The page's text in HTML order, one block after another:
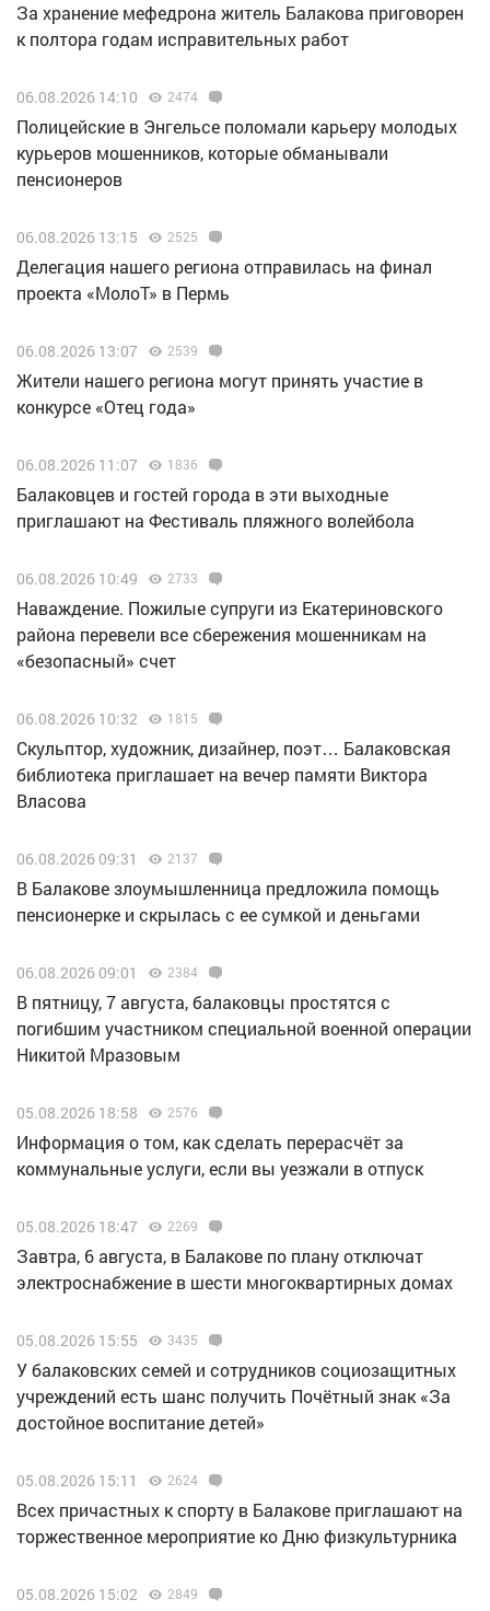
За хранение мефедрона житель Балакова приговорен
к полтора годам исправительных работ
06.08.2026 14:10 2474
Полицейские в Энгельсе поломали карьеру молодых
курьеров мошенников, которые обманывали
пенсионеров
06.08.2026 13:15 2525
Делегация нашего региона отправилась на финал
проекта «МолоТ» в Пермь
06.08.2026 13:07 2539
Жители нашего региона могут принять участие в
конкурсе «Отец года»
06.08.2026 11:07 1836
Балаковцев и гостей города в эти выходные
приглашают на Фестиваль пляжного волейбола
06.08.2026 10:49 2733
Наваждение. Пожилые супруги из Екатериновского
района перевели все сбережения мошенникам на
«безопасный» счет
06.08.2026 10:32 1815
Скульптор, художник, дизайнер, поэт… Балаковская
библиотека приглашает на вечер памяти Виктора
Власова
06.08.2026 09:31 2137
В Балакове злоумышленница предложила помощь
пенсионерке и скрылась с ее сумкой и деньгами
06.08.2026 09:01 2384
В пятницу, 7 августа, балаковцы простятся с
погибшим участником специальной военной операции
Никитой Мразовым
05.08.2026 18:58 2576
Информация о том, как сделать перерасчёт за
коммунальные услуги, если вы уезжали в отпуск
05.08.2026 18:47 2269
Завтра, 6 августа, в Балакове по плану отключат
электроснабжение в шести многоквартирных домах
05.08.2026 15:55 3435
У балаковских семей и сотрудников социозащитных
учреждений есть шанс получить Почётный знак «За
достойное воспитание детей»
05.08.2026 15:11 2624
Всех причастных к спорту в Балакове приглашают на
торжественное мероприятие ко Дню физкультурника
05.08.2026 15:02 2849